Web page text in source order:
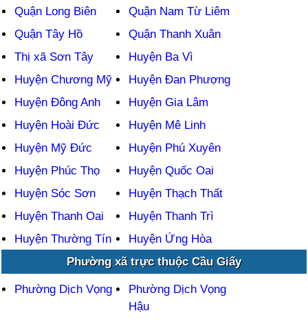
Quận Long Biên
Quận Nam Từ Liêm
Quận Tây Hồ
Quận Thanh Xuân
Thị xã Sơn Tây
Huyện Ba Vì
Huyện Chương Mỹ
Huyện Đan Phượng
Huyện Đông Anh
Huyện Gia Lâm
Huyện Hoài Đức
Huyện Mê Linh
Huyện Mỹ Đức
Huyện Phú Xuyên
Huyện Phúc Thọ
Huyện Quốc Oai
Huyện Sóc Sơn
Huyện Thạch Thất
Huyện Thanh Oai
Huyện Thanh Trì
Huyện Thường Tín
Huyện Ứng Hòa
Phường xã trực thuộc Cầu Giấy
Phường Dịch Vọng
Phường Dịch Vọng
Hậu